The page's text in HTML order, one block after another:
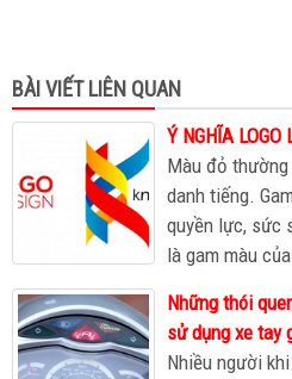
BÀI VIẾT LIÊN QUAN
Ý NGHĨA LOGO
Màu đỏ
danh tiếng.
quyền lực, sức
là gam màu
Những thói
sử dụng xe tay
Nhiều người